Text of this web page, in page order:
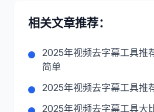
相关文章推荐：
2025年视频去字幕工具推
简单
2025年视频去字幕工具推
2025年视频去字幕工具大